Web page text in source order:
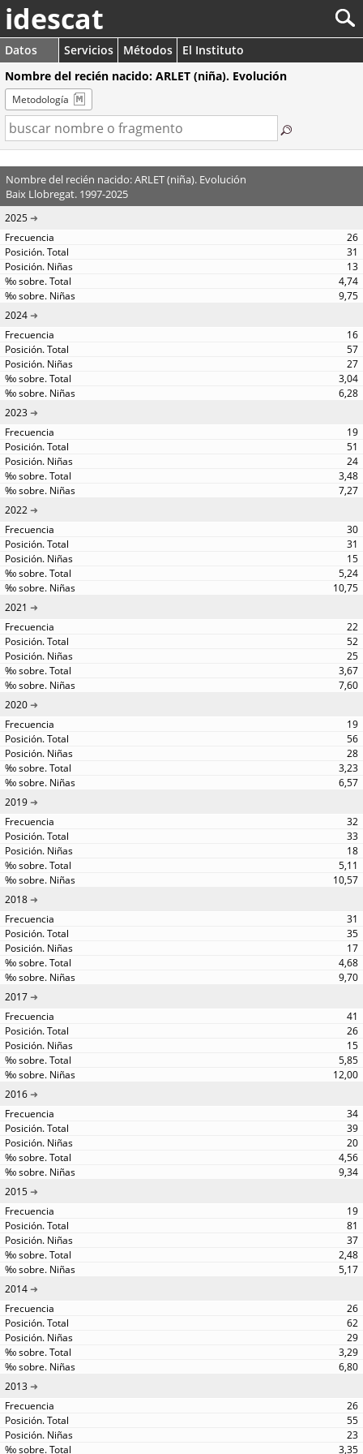
idescat
Datos Servicios Métodos
El Instituto
Nombre del recién nacido: ARLET (niña). Evolución
Metodología
Nombre del recién nacido: ARLET (niña). Evolución
Baix Llobregat. 1997-2025
2025
26
31
13
4,74
9,75
2024
16
57
27
3,04
6,28
2023
19
51
24
3,48
7,27
2022
30
31
15
5,24
10,75
2021
22
52
25
3,67
7,60
2020
19
56
28
3,23
6,57
2019
32
33
18
5,11
10,57
2018
31
35
17
4,68
9,70
2017
41
26
15
5,85
12,00
2016
34
39
20
4,56
9,34
2015
19
81
37
2,48
5,17
2014
26
62
29
3,29
6,80
2013
26
55
23
3,35